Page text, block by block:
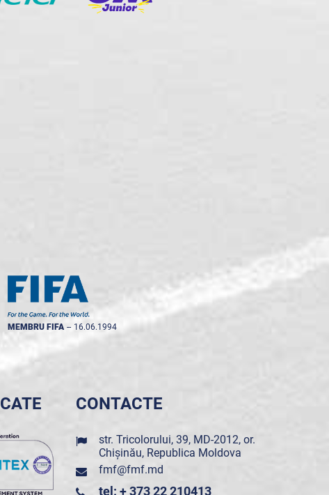
MEMBRU FIFA -- 16.06.1994
CONTACTE
str. Tricolorului, 39, MD-2012, or.
Chișinău, Republica Moldova
fmf@fmf.md
tel: + 373 22 210413